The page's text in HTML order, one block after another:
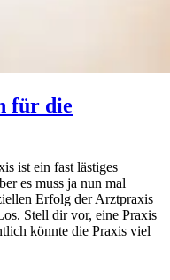
für die
ist ein fast lästiges
es muss ja nun mal
Erfolg der Arztpraxis
Stell dir vor, eine Praxis
könnte die Praxis viel